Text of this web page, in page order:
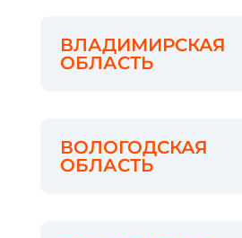
ВЛАДИМИРСКАЯ
ОБЛАСТЬ
ВОЛОГОДСКАЯ
ОБЛАСТЬ